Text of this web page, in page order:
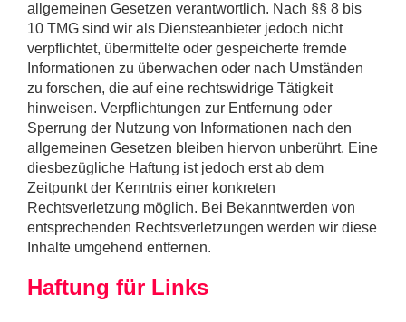
allgemeinen Gesetzen verantwortlich. Nach §§ 8 bis
10 TMG sind wir als Diensteanbieter jedoch nicht
verpflichtet, übermittelte oder gespeicherte fremde
Informationen zu überwachen oder nach Umständen
zu forschen, die auf eine rechtswidrige Tätigkeit
hinweisen. Verpflichtungen zur Entfernung oder
Sperrung der Nutzung von Informationen nach den
allgemeinen Gesetzen bleiben hiervon unberührt. Eine
diesbezügliche Haftung ist jedoch erst ab dem
Zeitpunkt der Kenntnis einer konkreten
Rechtsverletzung möglich. Bei Bekanntwerden von
entsprechenden Rechtsverletzungen werden wir diese
Inhalte umgehend entfernen.
Haftung für Links